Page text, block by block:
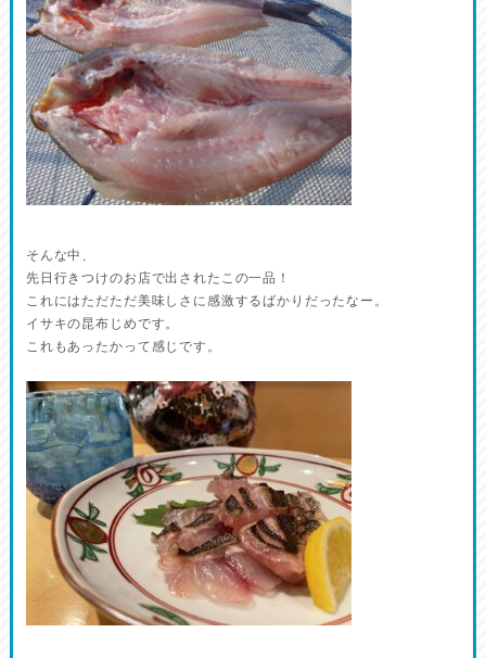
そんな中、
先日行きつけのお店で出されたこの一品！
これにはただただ美味しさに感激するばかりだったなー。
イサキの昆布じめです。
これもあったかって感じです。